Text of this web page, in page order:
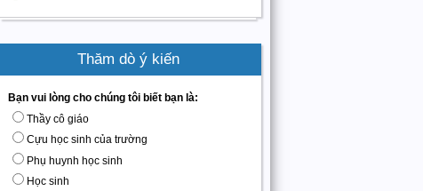
Thăm dò ý kiến
Bạn vui lòng cho chúng tôi biết bạn là:
Thầy cô giáo
Cựu học sinh của trường
Phụ huynh học sinh
Học sinh